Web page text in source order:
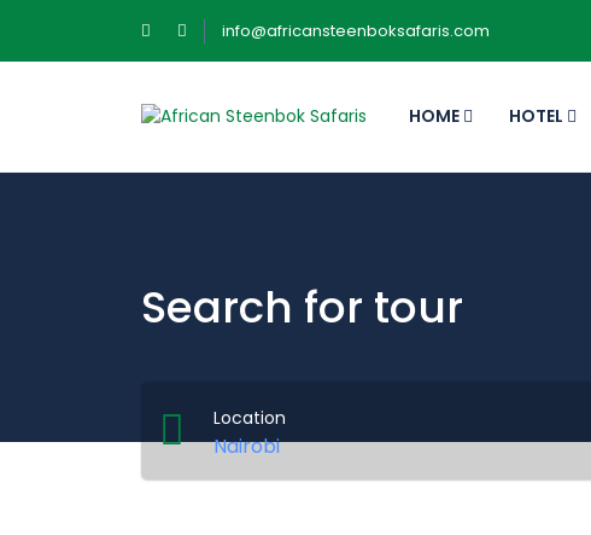
info@africansteenboksafaris.com
HOME HOTEL
Search for tour
Location